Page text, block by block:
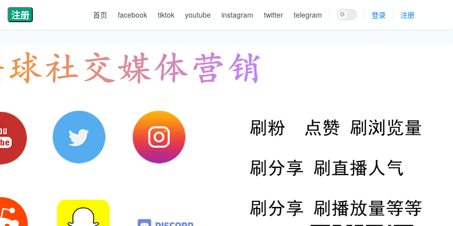
注册 首页 facebook tiktok youtube instagram twitter telegram 登录 注册